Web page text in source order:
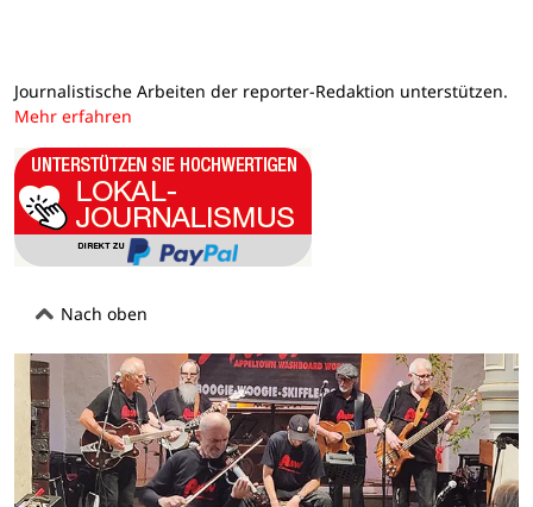
Journalistische Arbeiten der reporter-Redaktion unterstützen.
Mehr erfahren
Nach oben